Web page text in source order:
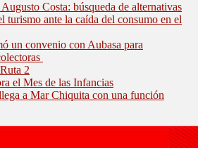
Costa: búsqueda de alternativas
turismo ante la caída del consumo en el
un convenio con Aubasa para
2
el Mes de las Infancias
a Mar Chiquita con una función